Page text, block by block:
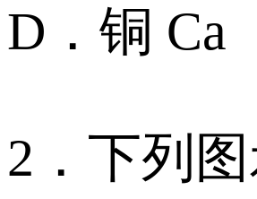
D．铜 Ca
2．下列